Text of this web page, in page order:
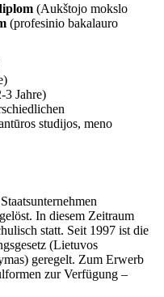
(Aukštojo mokslo
(profesinio bakalauro
3 Jahre)
studijos, meno
In diesem Zeitraum
statt. Seit 1997 ist die
(Lietuvos
geregelt. Zum Erwerb
zur Verfügung –